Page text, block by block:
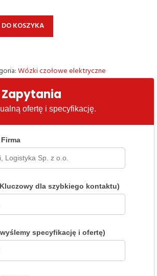
KOSZYKA
Wózki czołowe elektryczne
ofertę i specyfikację.
dla szybkiego kontaktu)
specyfikację i ofertę)